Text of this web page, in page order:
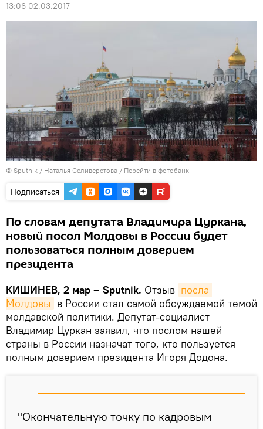
13:06 02.03.2017
© Sputnik / Наталья Селиверстова / Перейти в фотобанк
Подписаться
По словам депутата Владимира Цуркана,
новый посол Молдовы в России будет
пользоваться полным доверием
президента
КИШИНЕВ, 2 мар – Sputnik. Отзыв посла
Молдовы в России стал самой обсуждаемой темой
молдавской политики. Депутат-социалист
Владимир Цуркан заявил, что послом нашей
страны в России назначат того, кто пользуется
полным доверием президента Игоря Додона.
"Окончательную точку по кадровым